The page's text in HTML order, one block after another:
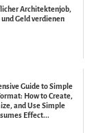
Architektenjob,
und Geld verdienen
Guide to Simple
How to Create,
and Use Simple
Effect...